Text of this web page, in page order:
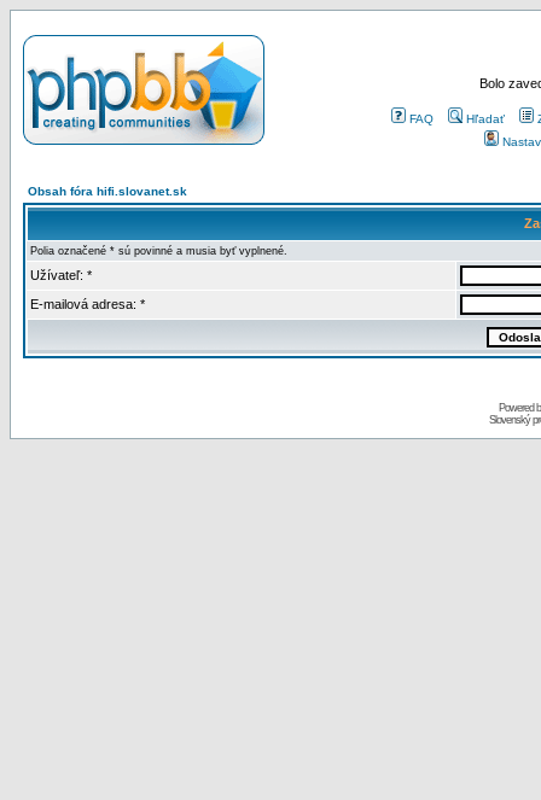
Bolo
FAQ Hľadať
Obsah fóra hifi.slovanet.sk
Polia označené * sú povinné a musia byť vyplnené.
Užívateľ: *
E-mailová adresa: *
Powered
Slovenský